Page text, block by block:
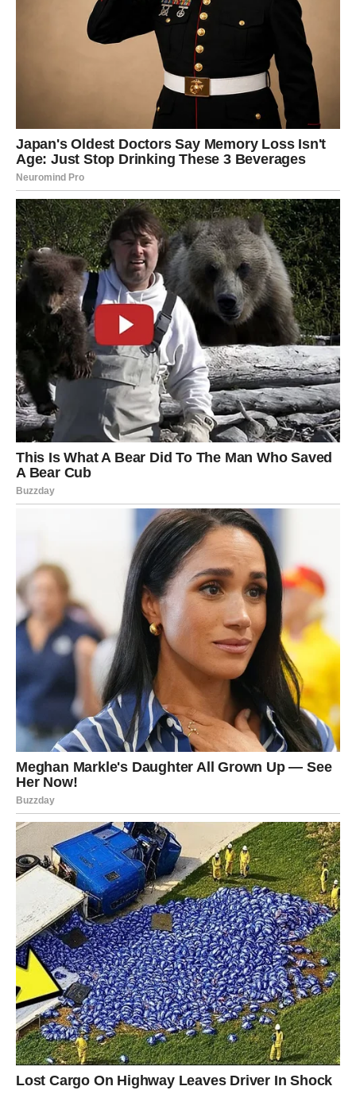
emocijama i važnim životnim lekcijama.
Ništa neće ostati isto na
emotivnom planu
Ljubavni život Bikova ulazi u fazu velikih promena.
Emocije koje su bile potisnute izlaze na površinu, a
odnosi prolaze kroz period preispitivanja.
Sudbinski susreti i neočekivani obrti
Mnogi pripadnici ovog znaka mogli bi da dožive susret
koji će ostaviti snažan trag u njihovom životu. Takve
osobe često dolaze onda kada se najmanje očekuju, ali
njihov uticaj postaje nemoguće ignorisati.
Kod onih koji su već u vezi ili braku, dolazi vreme važnih
odluka. Odnosi koji imaju čvrste temelje postaće još
snažniji, dok će oni koji su dugo opstajali na nesigurnosti
morati da se suoče sa istinom.
Sudbina neće dozvoliti da se stvari više guraju pod tepih.
Sve što je važno moraće da pronađe svoj konačni oblik.
Promene koje utiču na budućnost
Pored emotivnog plana, Bikove očekuju i događaji koji će
imati dugoročan uticaj na njihovu budućnost. Pojaviće se
prilike koje mogu promeniti tok njihovog života, ali i
okolnosti koje će ih naterati da donesu značajne odluke.
Nova vrata se otvaraju
Pred mnogim Bikovima naći će se mogućnosti koje ranije
nisu postojale. Ono što je nekada izgledalo daleko ili
nedostižno sada će postati mnogo realnije.
Osećaj da se nešto veliko približava pratiće ih tokom
čitavog perioda. I zaista, promene koje dolaze neće biti
obične niti prolazne. One će predstavljati početak
potpuno nove životne etape.
Mnogi će se osvrnuti na prošlost i shvatiti da su svi
prethodni događaji bili deo mnogo većeg plana. Ono što
se nekada činilo kao prepreka zapravo je bilo priprema za
ono što tek dolazi.